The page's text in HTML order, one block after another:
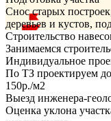
Снос старых
деревьев и кустов,
Строительство
Занимаемся
Индивидуальное
По ТЗ проектируем
150р./м2
Выезд инженера-
Оценка уклона